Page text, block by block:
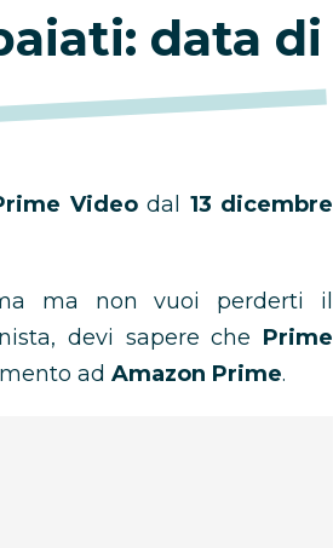
data di
Videodal 13 dicembre
ma non vuoi perderti il
devi sapere che Prime
ad Amazon Prime.